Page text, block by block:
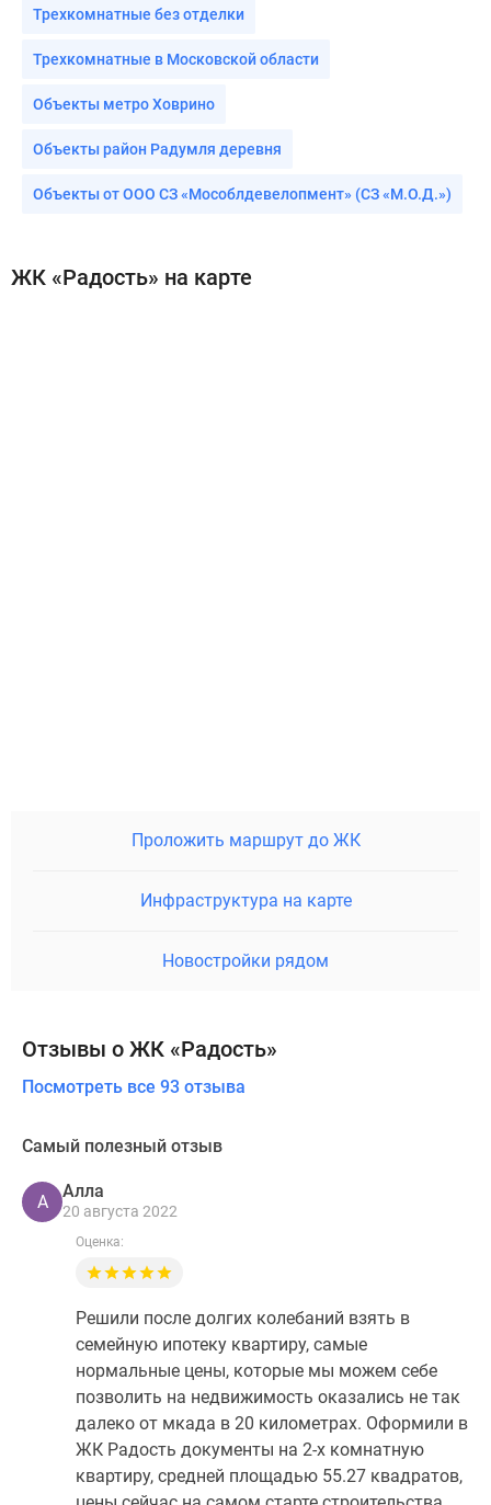
Трехкомнатные без отделки
Трехкомнатные в Московской области
Объекты метро Ховрино
Объекты район Радумля деревня
Объекты от ООО СЗ «Мособлдевелопмент» (СЗ «М.О.Д.»)
ЖК «Радость» на карте
Проложить маршрут до ЖК
Инфраструктура на карте
Новостройки рядом
Отзывы о ЖК «Радость»
Посмотреть все 93 отзыва
Самый полезный отзыв
А
Алла
20 августа 2022
Оценка:
Решили после долгих колебаний взять в
семейную ипотеку квартиру, самые
нормальные цены, которые мы можем себе
позволить на недвижимость оказались не так
далеко от мкада в 20 километрах. Оформили в
ЖК Радость документы на 2-х комнатную
квартиру, средней площадью 55.27 квадратов,